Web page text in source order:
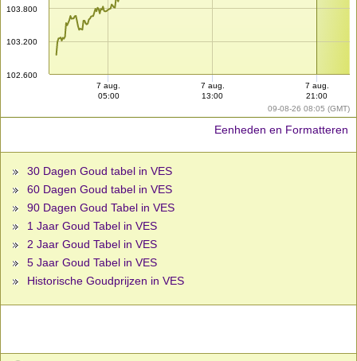
09-08-26 08:05 (GMT)
102.600
103.200
103.800
7 aug.
05:00
7 aug.
13:00
7 aug.
21:00
Eenheden en Formatteren
30 Dagen Goud tabel in VES
60 Dagen Goud tabel in VES
90 Dagen Goud Tabel in VES
1 Jaar Goud Tabel in VES
2 Jaar Goud Tabel in VES
5 Jaar Goud Tabel in VES
Historische Goudprijzen in VES